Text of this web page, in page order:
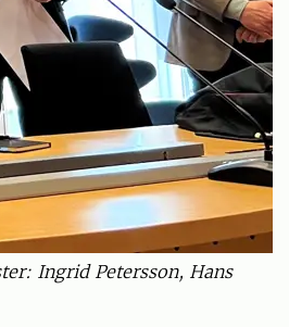
Ingrid Petersson, Hans